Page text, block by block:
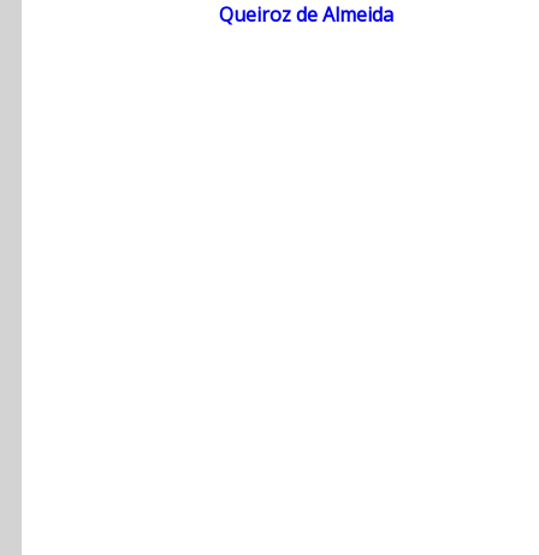
Queiroz de Almeida